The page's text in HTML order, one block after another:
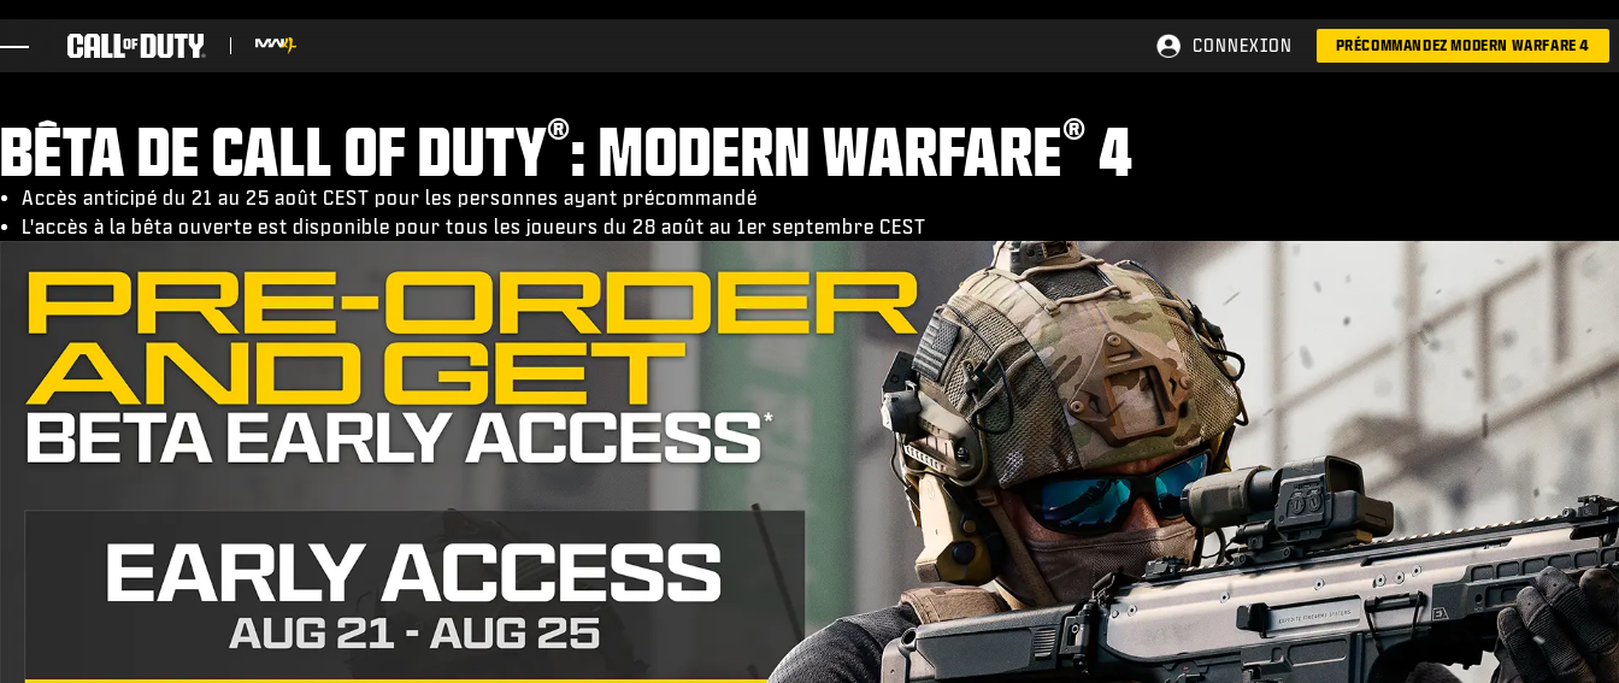
ACTUS
BOUTIQUE
ESPORTS
ASSISTANCE
CONNEXION PRÉCOMMANDEZ MODERN WARFARE 4
BÊTA DE CALL OF DUTY®: MODERN WARFARE® 4
Accès anticipé du 21 au 25 août CEST pour les personnes ayant précommandé
L'accès à la bêta ouverte est disponible pour tous les joueurs du 28 août au 1er septembre CEST